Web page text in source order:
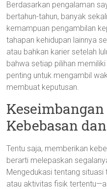
Berdasarkan pengalaman
bertahun-tahun, banyak
kemampuan pengambilan
tahapan kehidupan lainnya
atau bahkan karier setelah
bahwa setiap pilihan
penting untuk mengambil
membuat keputusan.
Kebebasan
Tentu saja, memberikan
berarti melepaskan
Mengedukasi tentang
atau aktivitas fisik